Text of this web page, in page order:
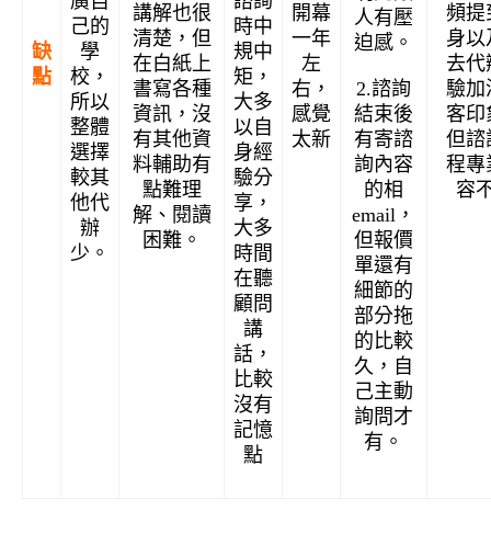
缺
點
己的
學
校，
所以
整體
選擇
較其
他代
辦
少。
講解也很
清楚，但
在白紙上
書寫各種
資訊，沒
有其他資
料輔助有
點難理
解、閱讀
困難。
時中
規中
矩，
大多
以自
身經
驗分
享，
大多
時間
在聽
顧問
講
話，
比較
沒有
記憶
點
開幕
一年
左
右，
感覺
太新
人有壓
迫感。
2.諮詢
結束後
有寄諮
詢內容
的相
email，
但報價
單還有
細節的
部分拖
的比較
久，自
己主動
詢問才
有。
頻提
身以
去代
驗加
客印
但諮
程專
容